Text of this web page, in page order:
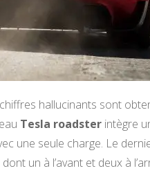
hallucinants sont
Tesla roadster intègre
une seule charge. Le
un à l’avant et deux à